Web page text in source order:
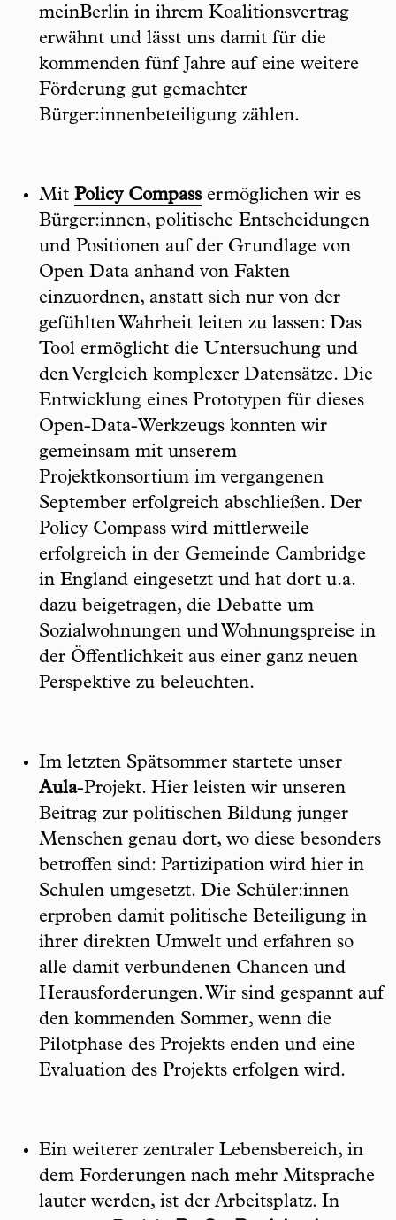
meinBerlin in ihrem Koalitionsvertrag
erwähnt und lässt uns damit für die
kommenden fünf Jahre auf eine weitere
Förderung gut gemachter
Bürger:innenbeteiligung zählen.
Mit Policy Compass ermöglichen wir es
Bürger:innen, politische Entscheidungen
und Positionen auf der Grundlage von
Open Data anhand von Fakten
einzuordnen, anstatt sich nur von der
gefühlten Wahrheit leiten zu lassen: Das
Tool ermöglicht die Untersuchung und
den Vergleich komplexer Datensätze. Die
Entwicklung eines Prototypen für dieses
Open-Data-Werkzeugs konnten wir
gemeinsam mit unserem
Projektkonsortium im vergangenen
September erfolgreich abschließen. Der
Policy Compass wird mittlerweile
erfolgreich in der Gemeinde Cambridge
in England eingesetzt und hat dort u.a.
dazu beigetragen, die Debatte um
Sozialwohnungen und Wohnungspreise in
der Öffentlichkeit aus einer ganz neuen
Perspektive zu beleuchten.
Im letzten Spätsommer startete unser
Aula-Projekt. Hier leisten wir unseren
Beitrag zur politischen Bildung junger
Menschen genau dort, wo diese besonders
betroffen sind: Partizipation wird hier in
Schulen umgesetzt. Die Schüler:innen
erproben damit politische Beteiligung in
ihrer direkten Umwelt und erfahren so
alle damit verbundenen Chancen und
Herausforderungen. Wir sind gespannt auf
den kommenden Sommer, wenn die
Pilotphase des Projekts enden und eine
Evaluation des Projekts erfolgen wird.
Ein weiterer zentraler Lebensbereich, in
dem Forderungen nach mehr Mitsprache
lauter werden, ist der Arbeitsplatz. In